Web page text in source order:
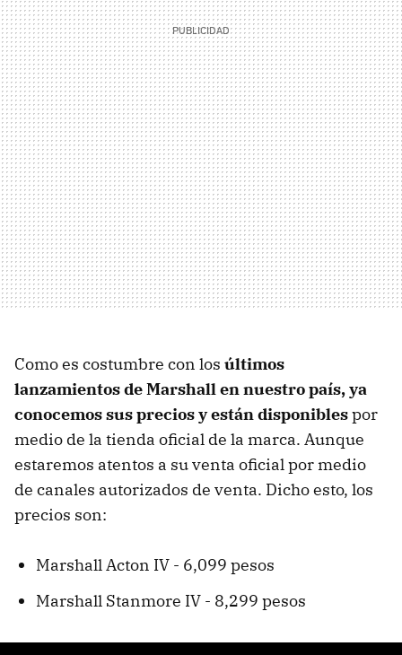
Como es costumbre con los últimos
lanzamientos deMarshallen nuestro país, ya
conocemos sus precios y están disponiblespor
medio de la tienda oficial de la marca. Aunque
estaremos atentos a su venta oficial por medio
de canales autorizados de venta. Dicho esto, los
precios son:
Marshall Acton IV - 6,099 pesos
Marshall Stanmore IV - 8,299 pesos